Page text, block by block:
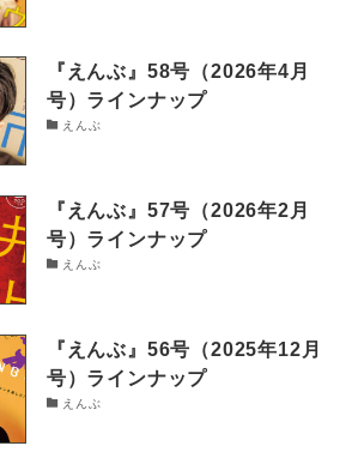
『えんぶ』58号（2026年4月
号）ラインナップ
えんぶ
『えんぶ』57号（2026年2月
号）ラインナップ
えんぶ
『えんぶ』56号（2025年12月
号）ラインナップ
えんぶ